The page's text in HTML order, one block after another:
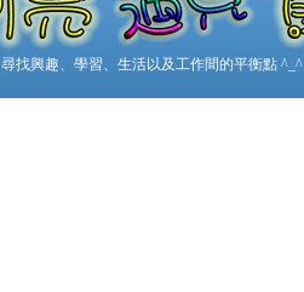
尋找興趣、學習、生活以及工作間的平衡點 ^_^